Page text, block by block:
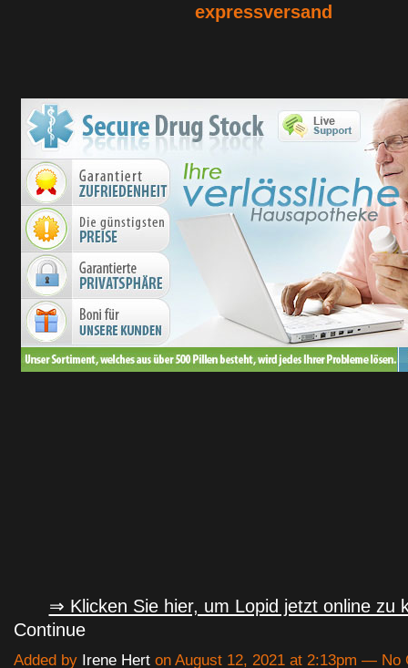
expressversand
⇒ Klicken Sie hier, um Lopid jetzt online zu
Continue
Added by Irene Hert on August 12, 2021 at 2:13pm — No